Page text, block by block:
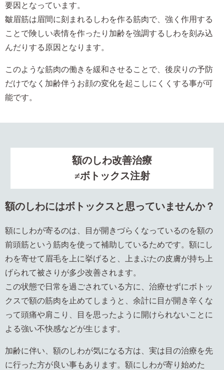
要因となっています。
皺眉筋は眉間に刻まれるしわを作る筋肉で、強く作用する
ことで険しい表情を作ったり加齢を強調するしわを刻み込
んだりする原因となります。
このような筋肉の働きを緩和させることで、後戻りの予防
だけでなく加齢伴うお顔の変化を起こしにくくする事が可
能です。
額のしわ改善治療
≠ボトックス注射
額のしわにはボトックスと思っていませんか？
額にしわが寄るのは、目が開きづらくなっているのを額の
前頭筋という筋肉を使って補助しているためです。額にし
わを寄せて眉毛を上に挙げると、上まぶたの皮膚が持ち上
げられて被さりが多少改善されます。
この状態で日常を過ごされている方に、治療せずにボトッ
クスで額の筋肉を止めてしまうと、余計に目が開き辛くな
って頭痛や肩こり、目を思ったように開けられないことに
よる強い不快感などが生じます。
加齢に伴い、額のしわが気になる方は、実は目の治療を先
に行った方が良い事もあります。額にしわが寄り始めた